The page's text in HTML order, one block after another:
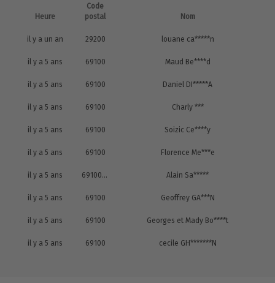
Heure
Code
postal
Nom
il y a un an 29200 louane ca*****n
il y a 5 ans 69100 Maud Be****d
il y a 5 ans 69100 Daniel DI*****A
il y a 5 ans 69100 Charly ***
il y a 5 ans 69100 Soizic Ce****y
il y a 5 ans 69100 Florence Me***e
il y a 5 ans 69100 villeurbanne Alain Sa*****
il y a 5 ans 69100 Geoffrey GA***N
il y a 5 ans 69100 Georges et Mady Bo****t
il y a 5 ans 69100 cecile GH*******N